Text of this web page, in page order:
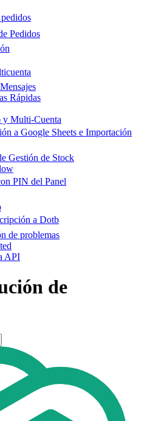
Pedidos
Rápidas
y Multi-Cuenta
a Google Sheets e Importación
Gestión de Stock
PIN del Panel
a Dotb
de problemas
API
de